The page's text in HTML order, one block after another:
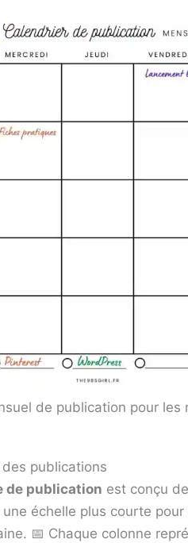
de publication pour les
publications
de publication est conçu
échelle plus courte
📅 Chaque colonne